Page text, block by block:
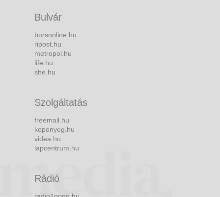
Bulvár
borsonline.hu
ripost.hu
metropol.hu
life.hu
she.hu
Szolgáltatás
freemail.hu
koponyeg.hu
videa.hu
lapcentrum.hu
Rádió